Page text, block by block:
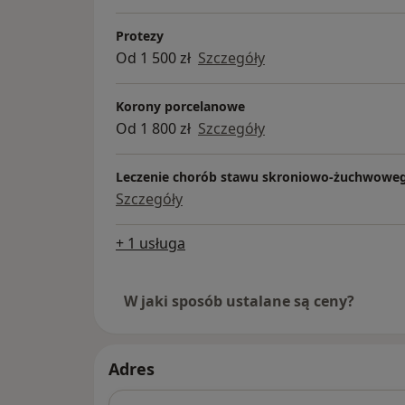
Protezy
Od 1 500 zł Szczegóły
Korony porcelanowe
Od 1 800 zł Szczegóły
Leczenie chorób stawu skroniowo-
Szczegóły
+ 1 usługa
W jaki sposób ustalane są ceny?
Adres